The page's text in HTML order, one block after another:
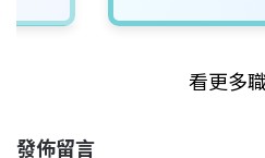
看更多
發佈留言